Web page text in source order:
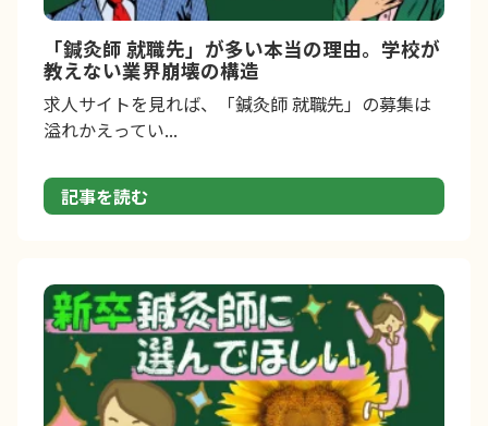
「鍼灸師 就職先」が多い本当の理由。学校が
教えない業界崩壊の構造
求人サイトを見れば、「鍼灸師 就職先」の募集は
溢れかえってい...
記事を読む